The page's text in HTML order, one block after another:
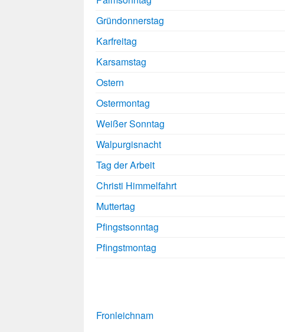
Gründonnerstag
Karfreitag
Karsamstag
Ostern
Ostermontag
Weißer Sonntag
Walpurgisnacht
Tag der Arbeit
Christi Himmelfahrt
Muttertag
Pfingstsonntag
Pfingstmontag
Fronleichnam